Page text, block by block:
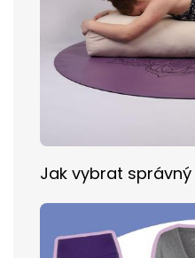
Jak vybrat